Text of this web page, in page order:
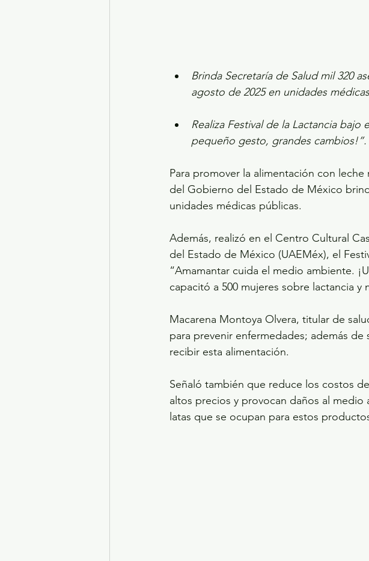
Brinda Secretaría de Salud mil 320
agosto de 2025 en unidades
Realiza Festival de la Lactancia
pequeño gesto, grandes cambios!”.
Para promover la alimentación con
del Gobierno del Estado de México
unidades médicas públicas.
Además, realizó en el Centro Cultural
del Estado de México (UAEMéx), el
“Amamantar cuida el medio ambiente.
capacitó a 500 mujeres sobre lactancia y
Macarena Montoya Olvera, titular de
para prevenir enfermedades; además
recibir esta alimentación.
Señaló también que reduce los costos
altos precios y provocan daños al
latas que se ocupan para estos